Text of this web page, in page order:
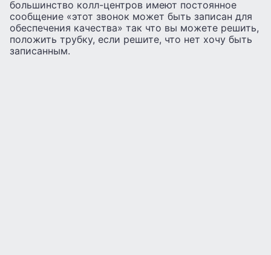
большинство колл-центров имеют постоянное
сообщение «этот звонок может быть записан для
обеспечения качества» так что вы можете решить,
положить трубку, если решите, что нет хочу быть
записанным.